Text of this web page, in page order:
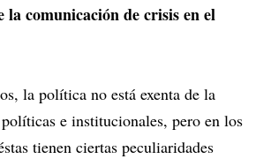
comunicación de crisis en el
la política no está exenta de la
e institucionales, pero en los
tienen ciertas peculiaridades